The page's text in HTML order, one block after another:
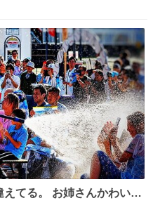
てる。 お姉さんかわいそ